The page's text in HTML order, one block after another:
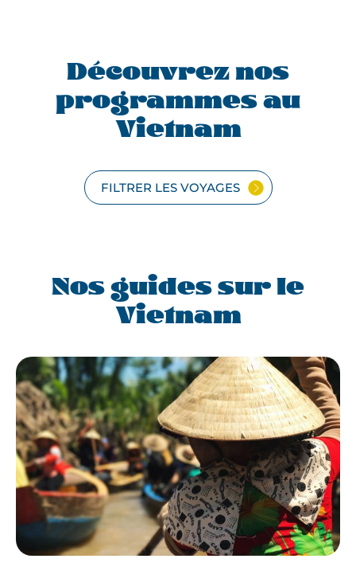
Découvrez nos
programmes au
Vietnam
FILTRER LES VOYAGES
Nos guides sur le
Vietnam